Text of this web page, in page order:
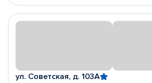
ул. Советская, д. 103А